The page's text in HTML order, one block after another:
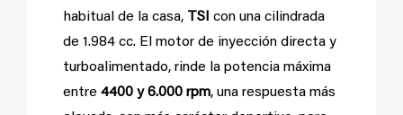
habitual de la casa, TSI con una cilindrada
de 1.984 cc. El motor de inyección directa y
turboalimentado, rinde la potencia máxima
entre 4400 y 6.000 rpm, una respuesta más